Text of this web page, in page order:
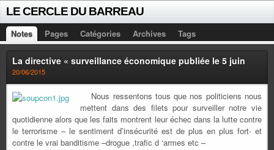
LE CERCLE DU BARREAU
Notes Pages Catégories Archives Tags
La directive « surveillance économique publiée le 5 juin
20/06/2015
Nous ressentons tous que nos politiciens nous
mettent dans des filets pour surveiller notre vie
quotidienne alors que les faits montrent leur échec dans la lutte contre
le terrorisme – le sentiment d’insécurité est de plus en plus fort- et
contre le vrai banditisme –drogue ,trafic d ‘armes etc –